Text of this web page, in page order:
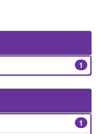
1
1